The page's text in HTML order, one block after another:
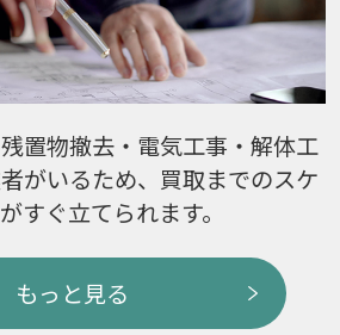
置物撤去・電気工事・解体工
がいるため、買取までのスケ
すぐ立てられます。
もっと見る